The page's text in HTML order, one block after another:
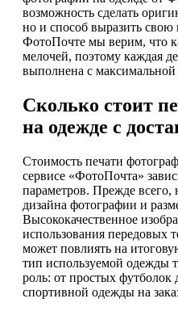
возможность сделать
но и способ выразить свою
ФотоПочте мы верим, что
мелочей, поэтому каждая
выполнена с максимальной
Сколько стоит
на одежде с
Стоимость печати
сервисе «ФотоПочта»
параметров. Прежде всего,
дизайна фотографии и
Высококачественное
использования передовых
может повлиять на
тип используемой одежды
роль: от простых футболок
спортивной одежды на